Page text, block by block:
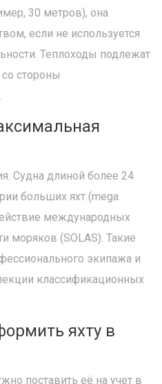
30 метров), она
если не используется
Теплоходы подлежат
стороны
Судна длиной более 24
больших яхт (mega
международных
моряков (SOLAS). Такие
экипажа и
классификационных
яхту в
поставить её на учет в